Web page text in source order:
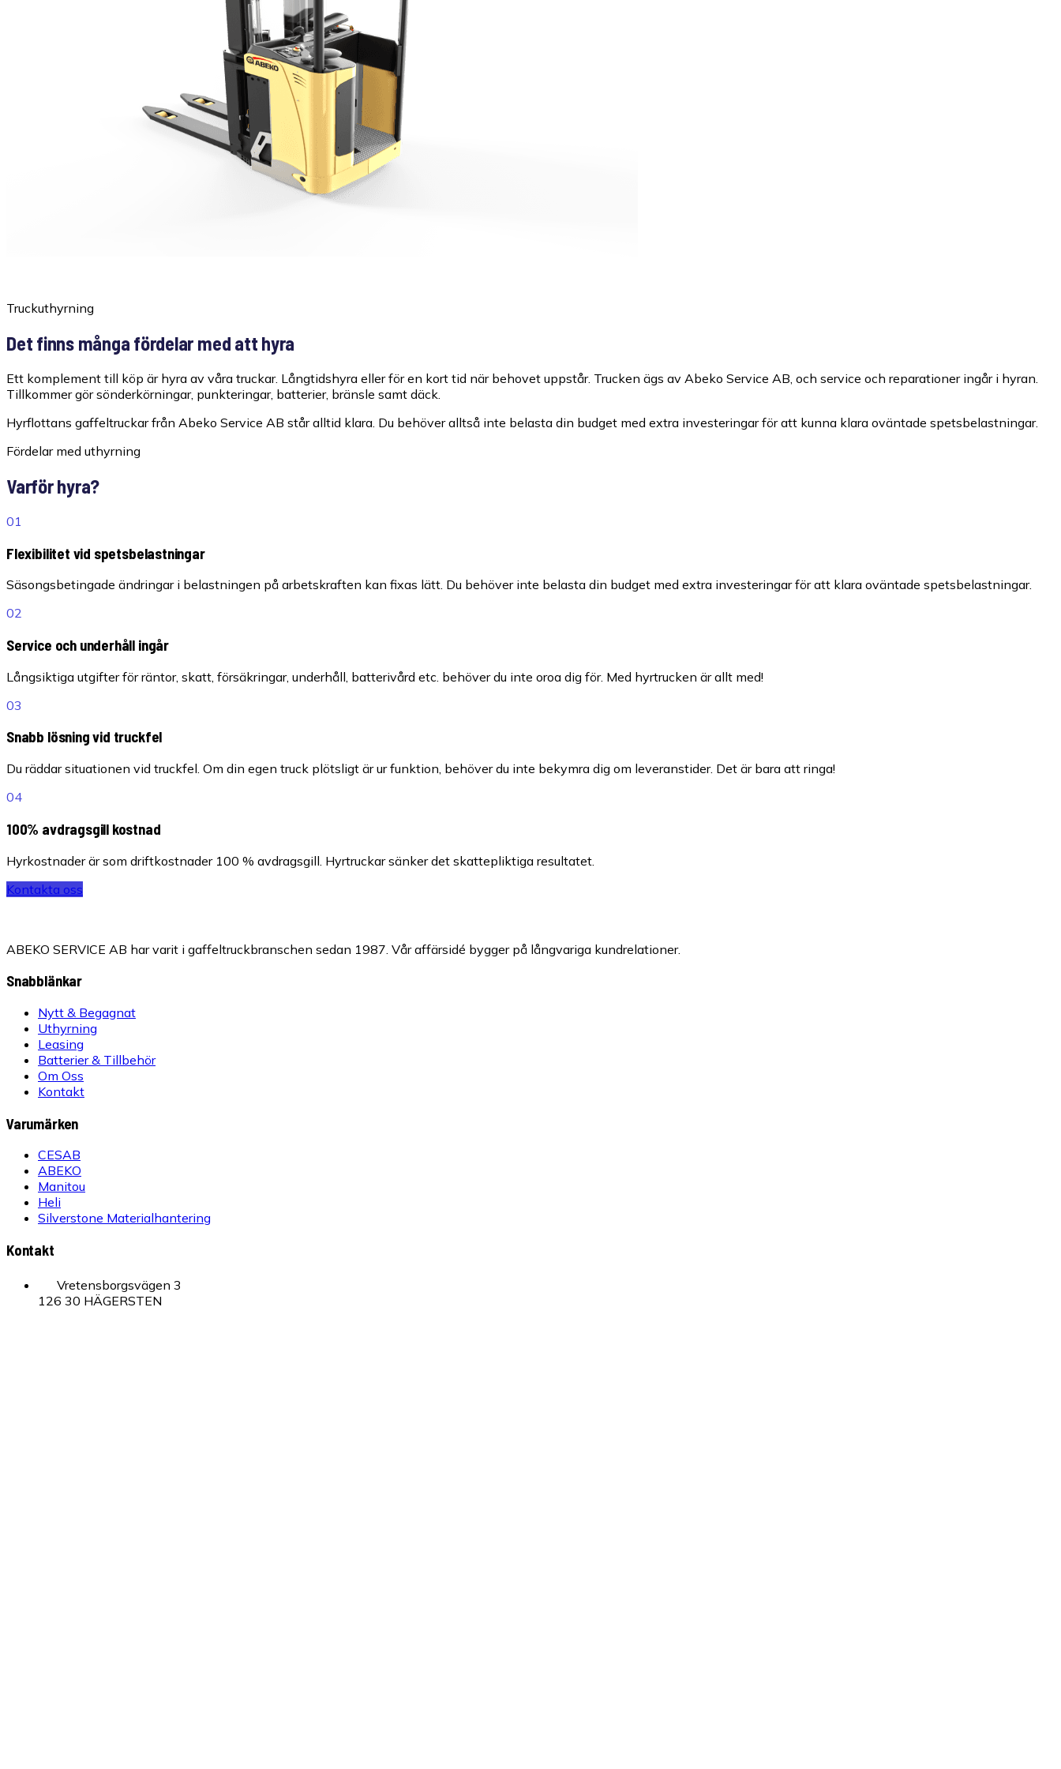
Truckuthyrning
Det finns många fördelar med att hyra
Ett komplement till köp är hyra av våra truckar. Långtidshyra eller för en kort tid när behovet uppstår. Trucken ägs av Abeko Service AB, och service och reparationer ingår i hyran.
Tillkommer gör sönderkörningar, punkteringar, batterier, bränsle samt däck.
Hyrflottans gaffeltruckar från Abeko Service AB står alltid klara. Du behöver alltså inte belasta din budget med extra investeringar för att kunna klara oväntade spetsbelastningar.
Fördelar med uthyrning
Varför hyra?
01
Flexibilitet vid spetsbelastningar
Säsongsbetingade ändringar i belastningen på arbetskraften kan fixas lätt. Du behöver inte belasta din budget med extra investeringar för att klara oväntade spetsbelastningar.
02
Service och underhåll ingår
Långsiktiga utgifter för räntor, skatt, försäkringar, underhåll, batterivård etc. behöver du inte oroa dig för. Med hyrtrucken är allt med!
03
Snabb lösning vid truckfel
Du räddar situationen vid truckfel. Om din egen truck plötsligt är ur funktion, behöver du inte bekymra dig om leveranstider. Det är bara att ringa!
04
100% avdragsgill kostnad
Hyrkostnader är som driftkostnader 100 % avdragsgill. Hyrtruckar sänker det skattepliktiga resultatet.
Kontakta oss
ABEKO SERVICE AB har varit i gaffeltruckbranschen sedan 1987. Vår affärsidé bygger på långvariga kundrelationer.
Snabblänkar
Nytt & Begagnat
Uthyrning
Leasing
Batterier & Tillbehör
Om Oss
Kontakt
Varumärken
CESAB
ABEKO
Manitou
Heli
Silverstone Materialhantering
Kontakt
Vretensborgsvägen 3
126 30 HÄGERSTEN